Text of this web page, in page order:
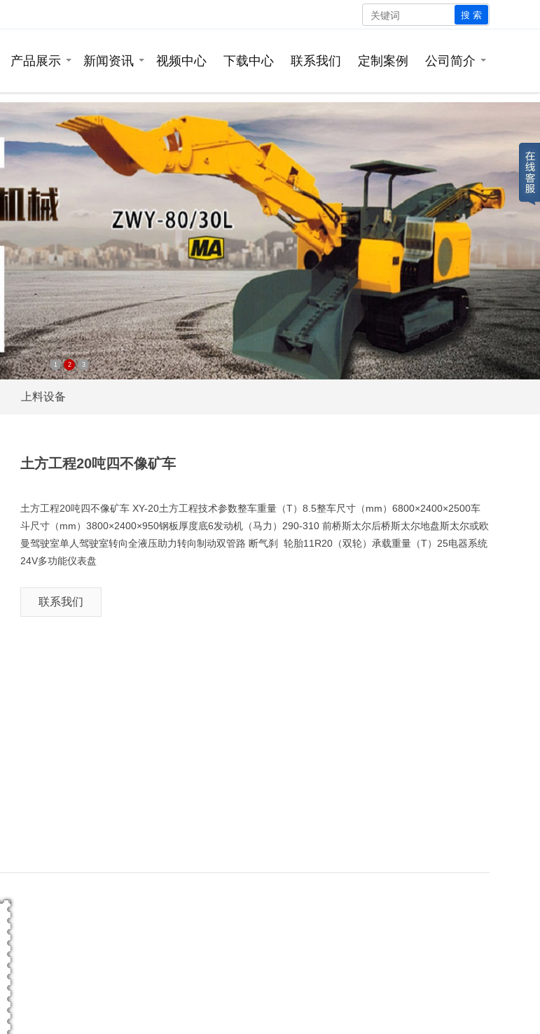
搜 索
产品展示 新闻资讯 视频中心 下载中心 联系我们 定制案例 公司简介
1 2 3
上料设备
土方工程20吨四不像矿车
土方工程20吨四不像矿车 XY-20土方工程技术参数整车重量（T）8.5整车尺寸（mm）6800×2400×2500车
斗尺寸（mm）3800×2400×950钢板厚度底6发动机（马力）290-310 前桥斯太尔后桥斯太尔地盘斯太尔或欧
曼驾驶室单人驾驶室转向全液压助力转向制动双管路 断气刹 轮胎11R20（双轮）承载重量（T）25电器系统
24V多功能仪表盘
联系我们